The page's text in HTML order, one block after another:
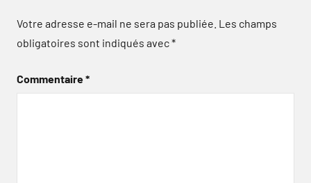
Votre adresse e-mail ne sera pas publiée. Les champs
obligatoires sont indiqués avec*
Commentaire*